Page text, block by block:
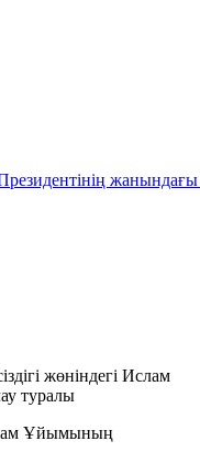
жөніндегі Ислам
туралы
Ұйымының